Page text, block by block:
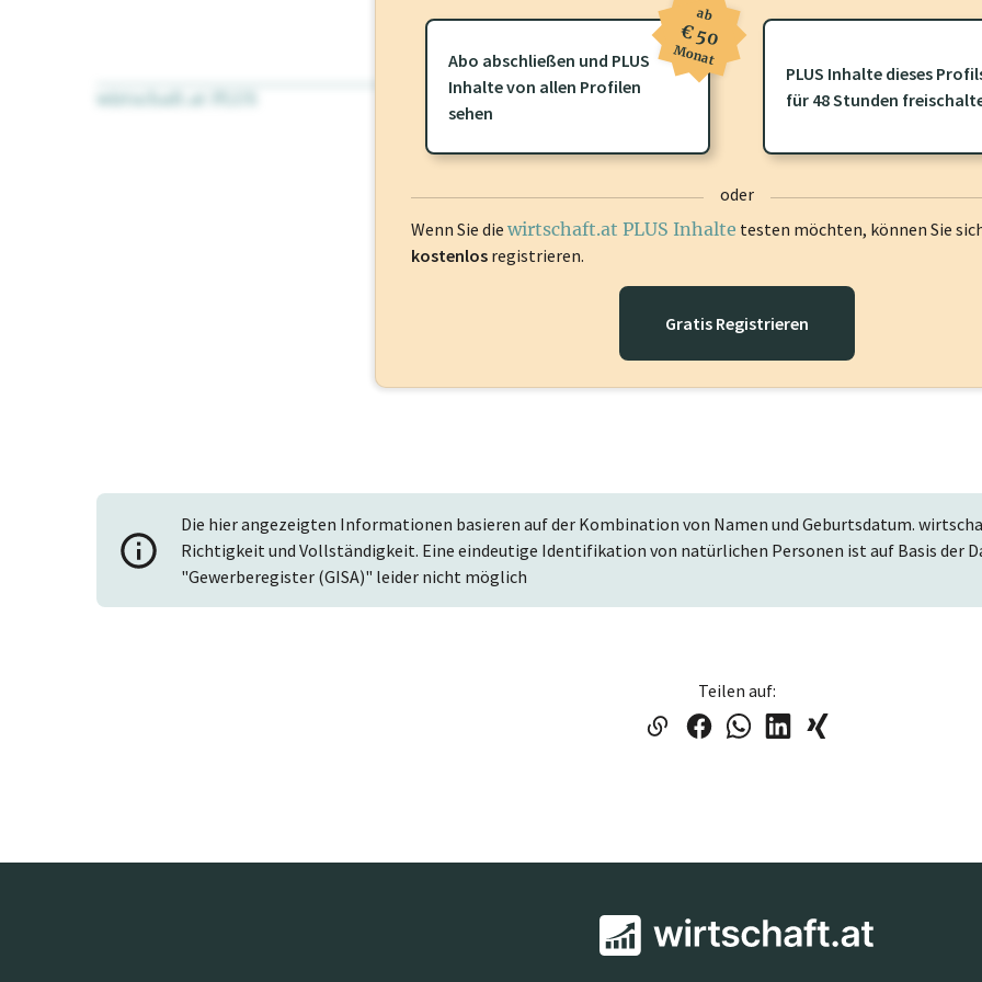
wirtschaft.at PLUS Für dieses Profil gibt es zusätzliche wirtschaft.at PLUS Inhaltedie Sie
frei oder loggen Sie sich ein um diese Inhalte zu sehen.
Abo abschließen und PLUS
Inhalte von allen Profilen
sehen
ab
€ 50
Monat
PLUS Inhalte dieses
für 48 Stunden
oder
Wenn Sie die wirtschaft.at PLUS Inhalte testen möchten, können Sie
kostenlos registrieren.
Gratis Registrieren
Die hier angezeigten Informationen basieren auf der Kombination von Namen und Geburtsdatum.
Richtigkeit und Vollständigkeit. Eine eindeutige Identifikation von natürlichen Personen ist auf Basis der
"Gewerberegister (GISA)" leider nicht möglich
Teilen auf: